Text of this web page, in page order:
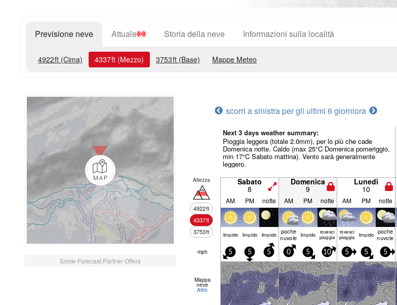
Previsione neve Attuale Storia della neve Informazioni sulla località
4922ft (Cima) 4337ft (Mezzo) 3753ft (Base) Mappe Meteo
Snow-Forecast Partner Offers
scorri a sinistra per gli ultimi 6 giorniora
Next 3 days weather summary:
Pioggia leggera (totale 2.0mm), per lo più che cade
Domenica notte. Caldo (max 25°C Domenica pomeriggio,
min 17°C Sabato mattina). Vento sarà generalmente
leggero.
Altezza
4922ft
4337ft
3753ft
Sabato
8
Domenica
9
Lunedì
10
AM PM notte AM PM notte AM PM notte
limp­ido limp­ido limp­ido poche
nuvole limp­ido rovesci
pioggia
rovesci
pioggia limp­ido poche
nuvole
mph 5 5 5 0 5 10 5 5 5
Mappa
neve
Altro